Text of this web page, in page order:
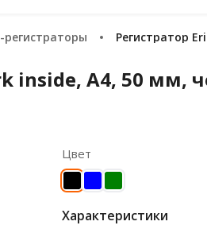
регистраторы Регистратор
inside, А4, 50 мм,
Цвет
Характеристики